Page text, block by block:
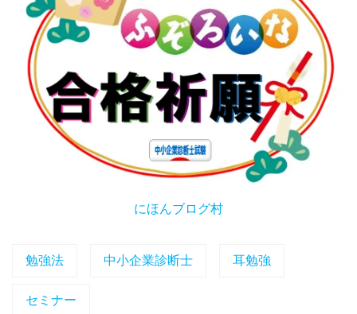
にほんブログ村
勉強法 中小企業診断士 耳勉強
セミナー